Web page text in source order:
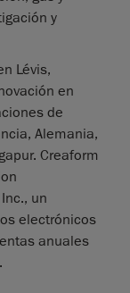
y
Lévis,
en
de
Alemania,
Creaform
un
electrónicos
anuales